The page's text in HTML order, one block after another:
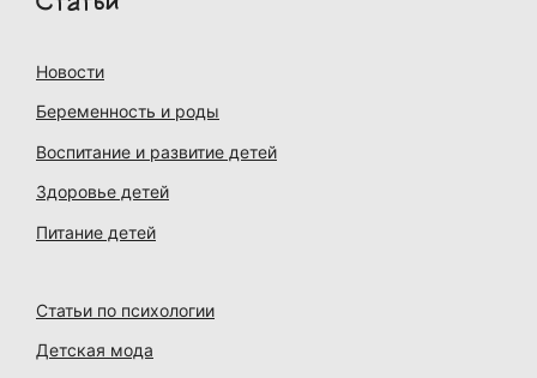
Новости
Беременность и роды
Воспитание и развитие детей
Здоровье детей
Питание детей
Статьи по психологии
Детская мода